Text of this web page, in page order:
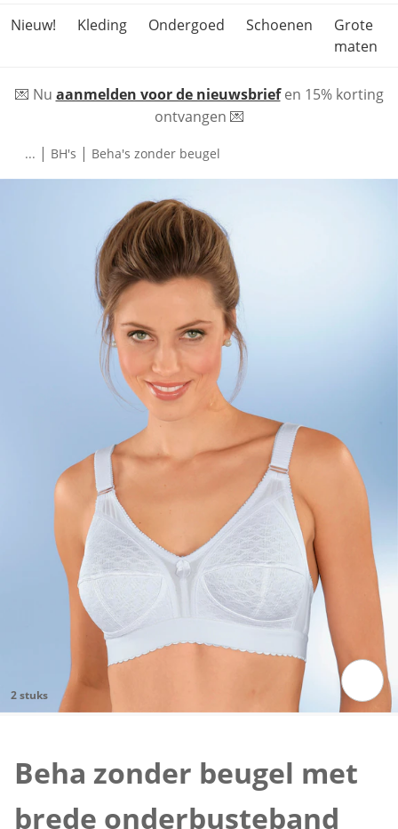
Nieuw!
Kleding Ondergoed Schoenen
Grote
maten
💌 Nu aanmelden voor de nieuwsbriefen 15% korting
ontvangen 💌
... | BH's | Beha's zonder beugel
2 stuks
Beha zonder beugel met
brede onderbusteband